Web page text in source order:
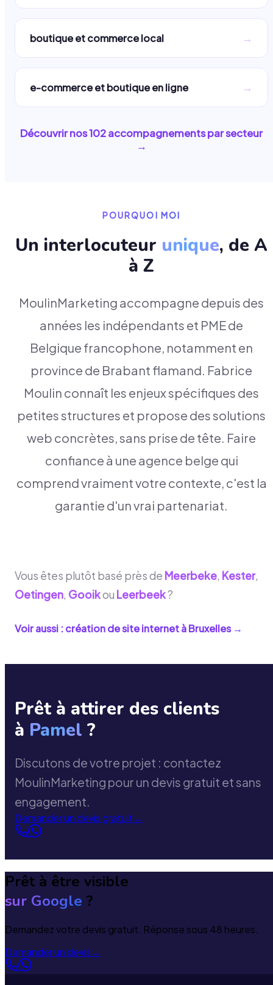
boutique et commerce local →
e-commerce et boutique en ligne →
Découvrir nos102accompagnements par secteur
→
POURQUOI MOI
Un interlocuteur unique, de A
à Z
MoulinMarketing accompagne depuis des
années les indépendants et PME de
Belgique francophone, notamment en
province de Brabant flamand. Fabrice
Moulin connaît les enjeux spécifiques des
petites structures et propose des solutions
web concrètes, sans prise de tête. Faire
confiance à une agence belge qui
comprend vraiment votre contexte, c'est la
garantie d'un vrai partenariat.
Vous êtes plutôt basé près de Meerbeke, Kester,
Oetingen, Gooikou Leerbeek?
Voir aussi : création de site internet àBruxelles→
Prêt à attirer des clients
à Pamel ?
Discutons de votre projet : contactez
MoulinMarketing pour un devis gratuit et sans
engagement.
Demander un devis gratuit→
Prêt à être visible
sur Google ?
Demandez votre devis gratuit. Réponse sous 48 heures.
Demander un devis→